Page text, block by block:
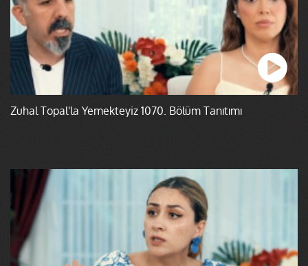
Zuhal Topal'la Yemekteyiz 1070. Bölüm Tanıtımı